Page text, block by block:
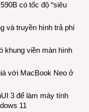
có tốc độ “siêu
và truyền hình trả phí
khung viền màn hình
với MacBook Neo ở
3 để làm máy tính
11